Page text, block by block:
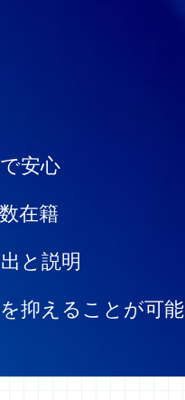
安心
在籍
と説明
抑えることが可能